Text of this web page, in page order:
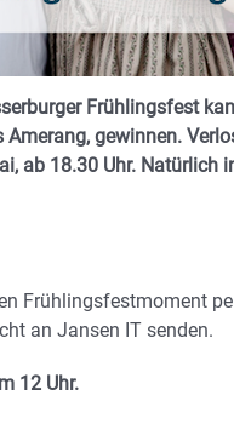
Frühlingsfest
gewinnen.
ab 18.30 Uhr. Natürlich
Frühlingsfestmoment
an Jansen IT senden.
12 Uhr.